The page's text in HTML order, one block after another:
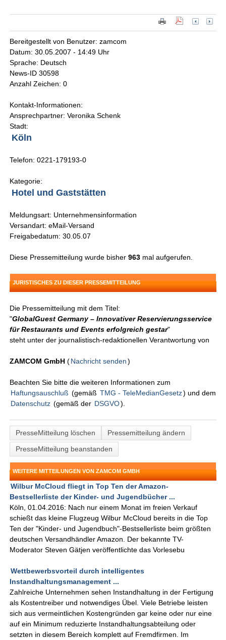
Bereitgestellt von Benutzer: zamcom
Datum: 30.05.2007 - 14:49 Uhr
Sprache: Deutsch
News-ID 30598
Anzahl Zeichen: 0
Kontakt-Informationen:
Ansprechpartner: Veronika Schenk
Stadt:
Köln
Telefon: 0221-179193-0
Kategorie:
Hotel und Gaststätten
Meldungsart: Unternehmensinformation
Versandart: eMail-Versand
Freigabedatum: 30.05.07
Diese Pressemitteilung wurde bisher963 mal aufgerufen.
JURISTISCHES ZU DIESER PRESSEMITTEILUNG
Die Pressemitteilung mit dem Titel:
"GlobalGuest Germany – Innovativer Reservierungsservice
für Restaurants und Events erfolgreich gestar"
steht unter der journalistisch-redaktionellen Verantwortung von
ZAMCOM GmbH (Nachricht senden )
Beachten Sie bitte die weiteren Informationen zum
Haftungsauschluß (gemäß TMG - TeleMedianGesetz) und dem
Datenschutz (gemäß der DSGVO).
PresseMitteilung löschen
Pressemitteilung ändern
PresseMitteilung beanstanden
WEITERE MITTEILUNGEN VON ZAMCOM GMBH
Wilbur McCloud fliegt in Top Ten der Amazon-
Bestsellerliste der Kinder- und Jugendbücher ...
Köln, 01.04.2016: Nach nur einem Monat im freien Verkauf
schießt das kleine Flugzeug Wilbur McCloud bereits in die Top
Ten der "Kinder- und Jugendbuch"-Bestsellerliste beim größten
deutschen Versandhändler Amazon. Der bekannte TV-
Moderator Steven Gätjen veröffentlichte das Vorlesebu
Wettbewerbsvorteil durch intelligentes
Instandhaltungsmanagement ...
Zahlreiche Unternehmen sehen Instandhaltung in der Fertigung
als Kostentreiber und notwendiges Übel. Viele Betriebe leisten
sich aus vermeintlichen Kostengründen gar keine oder nur eine
auf ein Minimum reduzierte Instandhaltungsabteilung oder
setzten in diesem Bereich komplett auf Fremdfirmen. Im